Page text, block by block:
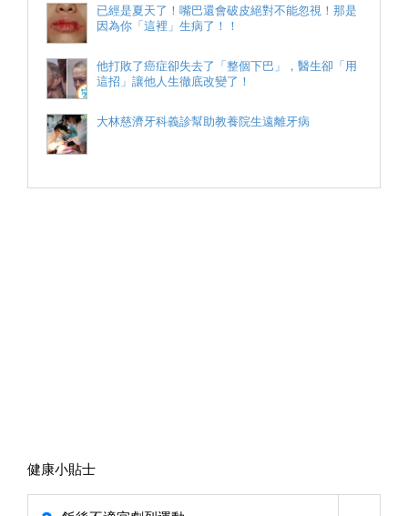
已經是夏天了！嘴巴還會破皮絕對不能忽視！那是
因為你「這裡」生病了！！
他打敗了癌症卻失去了「整個下巴」，醫生卻「用
這招」讓他人生徹底改變了！
大林慈濟牙科義診幫助教養院生遠離牙病
健康小貼士